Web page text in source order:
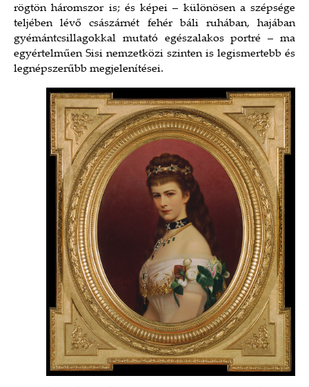
rögtön háromszor is; és képei – különösen a szépsége
teljében lévő császárnét fehér báli ruhában, hajában
gyémántcsillagokkal mutató egészalakos portré – ma
egyértelműen Sisi nemzetközi szinten is legismertebb és
legnépszerűbb megjelenítései.